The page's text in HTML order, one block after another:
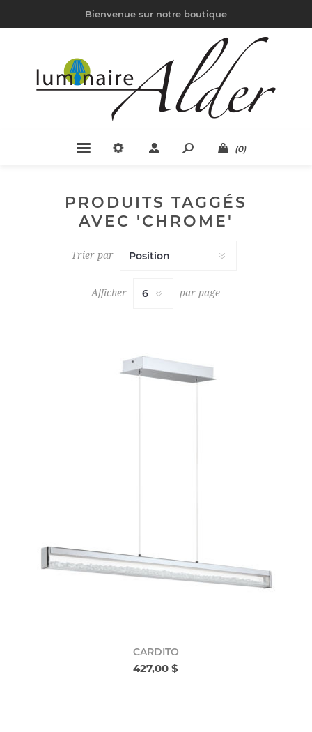
Bienvenue sur notre boutique
(0)
PRODUITS TAGGÉS
AVEC 'CHROME'
Trier par
Afficher par page
CARDITO
427,00 $